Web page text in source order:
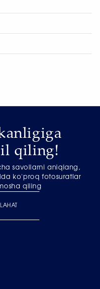
qiling!
savollarni aniqlang,
ko'proq fotosuratlar
qiling